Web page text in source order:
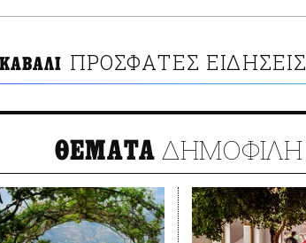
ΠΡΟΣΦΑΤΕΣ ΕΙΔΗΣΕΙΣ
ΘΕΜΑΤΑ ΔΗΜΟΦΙΛΗ